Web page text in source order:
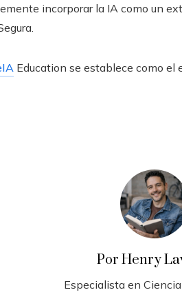
incorporar la IA como un
Education se establece como el
Por Henry
Especialista en